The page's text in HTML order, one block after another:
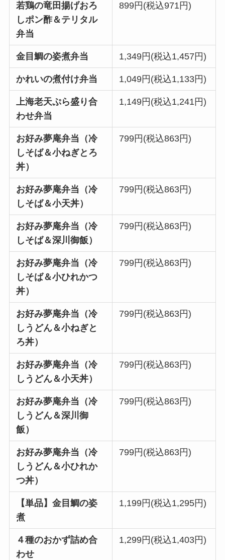
若鶏の竜田揚げおろ
しポン酢＆テリタル
弁当
899円(税込971円)
金目鯛の姿煮弁当 1,349円(税込1,457円)
かれいの煮付け弁当 1,049円(税込1,133円)
上海老天ぷら盛り合
わせ弁当
1,149円(税込1,241円)
お好み夢庵弁当（冷
しそば＆小ねぎとろ
丼）
799円(税込863円)
お好み夢庵弁当（冷
しそば＆小天丼）
799円(税込863円)
お好み夢庵弁当（冷
しそば＆深川御飯）
799円(税込863円)
お好み夢庵弁当（冷
しそば＆小ひれかつ
丼）
799円(税込863円)
お好み夢庵弁当（冷
しうどん＆小ねぎと
ろ丼）
799円(税込863円)
お好み夢庵弁当（冷
しうどん＆小天丼）
799円(税込863円)
お好み夢庵弁当（冷
しうどん＆深川御
飯）
799円(税込863円)
お好み夢庵弁当（冷
しうどん＆小ひれか
つ丼）
799円(税込863円)
【単品】金目鯛の姿
煮
1,199円(税込1,295円)
４種のおかず詰め合
わせ
1,299円(税込1,403円)